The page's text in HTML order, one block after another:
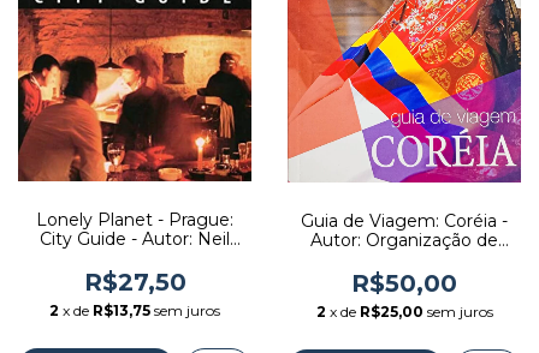
Lonely Planet - Prague:
City Guide - Autor: Neil
[usado]
R$27,50
2 x de R$13,75 sem juros
Guia de Viagem: Coréia -
Autor: Organização de
[seminovo]
R$50,00
2 x de R$25,00 sem juros